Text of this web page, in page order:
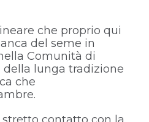
che proprio qui
del seme in
Comunità di
lunga tradizione
che